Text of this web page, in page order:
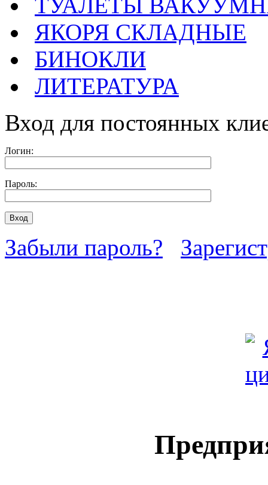
ЯКОРЯ СКЛАДНЫЕ
БИНОКЛИ
ЛИТЕРАТУРА
Вход для постоянных
Логин:
Пароль:
Забыли пароль?